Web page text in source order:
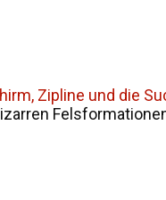
Zipline und die